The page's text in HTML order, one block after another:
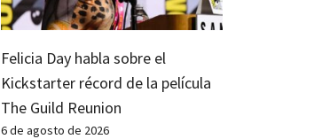
Felicia Day habla sobre el
Kickstarter récord de la película
The Guild Reunion
6 de agosto de 2026